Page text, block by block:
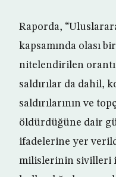
Raporda,
kapsamında olası
nitelendirilen
saldırılar da dahil,
saldırılarının ve
öldürdüğüne dair
ifadelerine yer
milislerinin sivilleri